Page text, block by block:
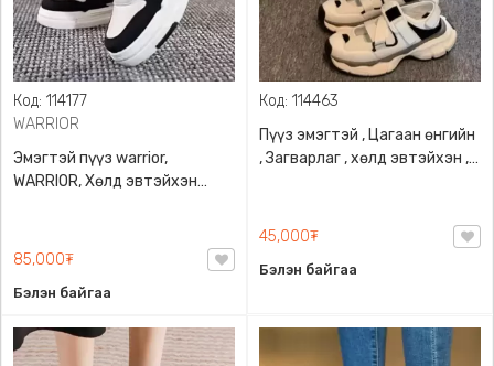
Код: 114177
WARRIOR
Эмэгтэй пүүз warrior,
WARRIOR, Хөлд эвтэйхэн
85,000₮
Бэлэн байгаа
Код: 114463
Пүүз эмэгтэй , Цагаан өнгийн
, Загварлаг , хөлд эвтэйхэн ,
онгорхой
45,000₮
Бэлэн байгаа